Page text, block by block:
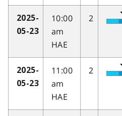
2025-
05-23
10:00
am
HAE
2
2025-
05-23
11:00
am
HAE
2